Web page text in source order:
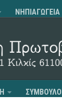
ΝΗΠΙΑΓΩΓΕΙΑ
ΣΥΜΒΟΥΛΟΙ